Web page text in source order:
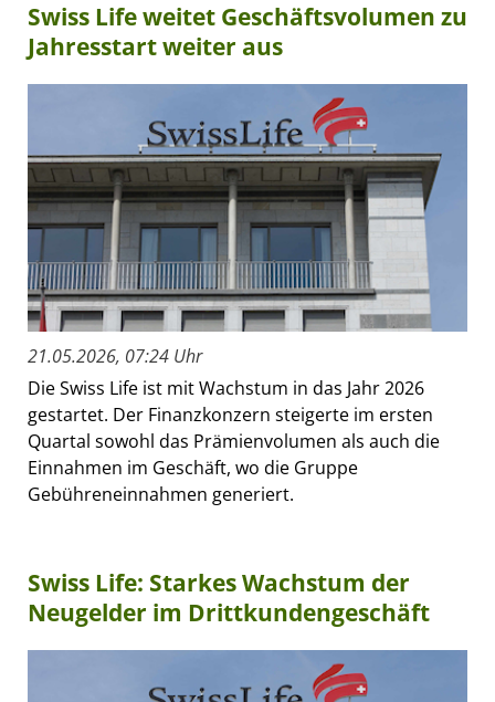
Swiss Life weitet Geschäftsvolumen zu
Jahresstart weiter aus
21.05.2026, 07:24 Uhr
Die Swiss Life ist mit Wachstum in das Jahr 2026
gestartet. Der Finanzkonzern steigerte im ersten
Quartal sowohl das Prämienvolumen als auch die
Einnahmen im Geschäft, wo die Gruppe
Gebühreneinnahmen generiert.
Swiss Life: Starkes Wachstum der
Neugelder im Drittkundengeschäft